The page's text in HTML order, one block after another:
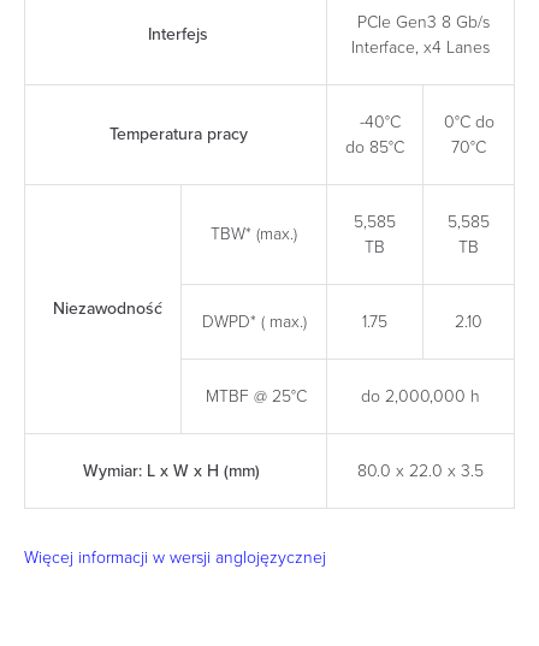
Interfejs
PCIe Gen3 8 Gb/s
Interface, x4 Lanes
Temperatura pracy
-40°C
do 85°C
0°C do
70°C
Niezawodność
TBW* (max.)
5,585
TB
5,585
TB
DWPD* ( max.) 1.75 2.10
MTBF @ 25°C do 2,000,000 h
Wymiar: L x W x H (mm) 80.0 x 22.0 x 3.5
Więcej informacji w wersji anglojęzycznej